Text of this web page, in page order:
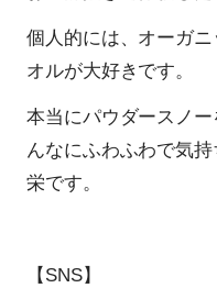
個人的には、オーガ
オルが大好きです。
本当にパウダースノ
んなにふわふわで気
栄です。
【SNS】